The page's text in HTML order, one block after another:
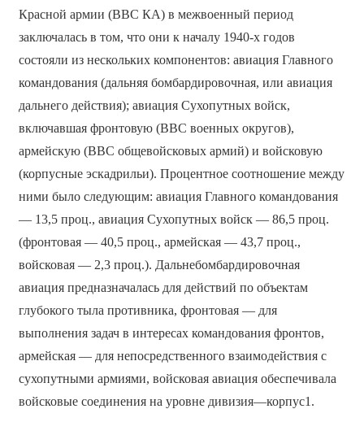
Красной армии (ВВС КА) в межвоенный период
заключалась в том, что они к началу 1940-х годов
состояли из нескольких компонентов: авиация Главного
командования (дальняя бомбардировочная, или авиация
дальнего действия); авиация Сухопутных войск,
включавшая фронтовую (ВВС военных округов),
армейскую (ВВС общевойсковых армий) и войсковую
(корпусные эскадрильи). Процентное соотношение между
ними было следующим: авиация Главного командования
— 13,5 проц., авиация Сухопутных войск — 86,5 проц.
(фронтовая — 40,5 проц., армейская — 43,7 проц.,
войсковая — 2,3 проц.). Дальнебомбардировочная
авиация предназначалась для действий по объектам
глубокого тыла противника, фронтовая — для
выполнения задач в интересах командования фронтов,
армейская — для непосредственного взаимодействия с
сухопутными армиями, войсковая авиация обеспечивала
войсковые соединения на уровне дивизия—корпус1.